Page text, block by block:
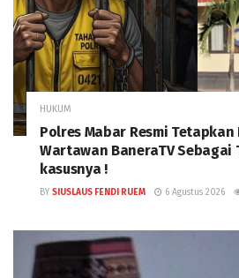
HUKUM
Polres Mabar Resmi Tetapkan
Wartawan BaneraTV Sebagai
kasusnya !
BY SIUSLAUS FENDI RUEM 6 Agustus 2026